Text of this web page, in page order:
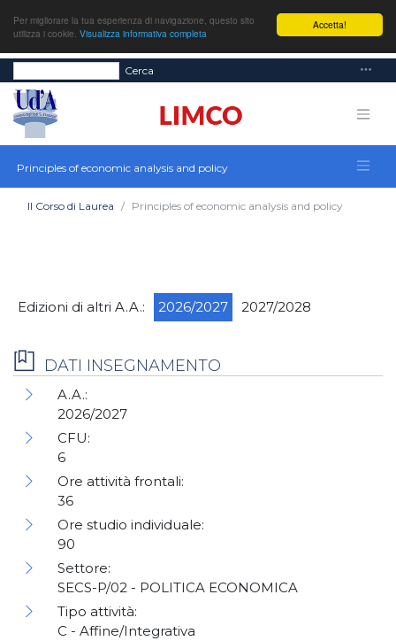
Accetta!
Per migliorare la tua esperienza di navigazione, questo sito
utilizza i cookie. Visualizza informativa completa
Cerca
Principles of economic analysis and policy
Il Corso di Laurea Principles of economic analysis and policy
Edizioni di altri A.A.: 2026/2027 2027/2028
DATI INSEGNAMENTO
A.A.:
2026/2027
CFU:
6
Ore attività frontali:
36
Ore studio individuale:
90
Settore:
SECS-P/02 - POLITICA ECONOMICA
Tipo attività:
C - Affine/Integrativa